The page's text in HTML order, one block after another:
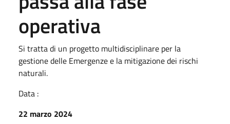
operativa
Si tratta di un progetto multidisciplinare per la
gestione delle Emergenze e la mitigazione dei rischi
naturali.
Data :
22 marzo 2024